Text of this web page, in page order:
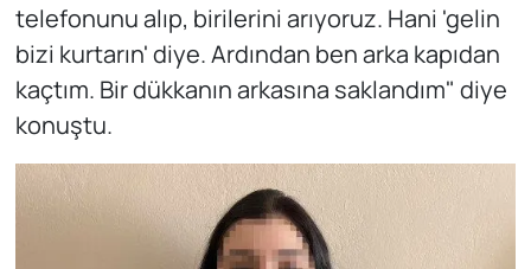
telefonunu alıp, birilerini arıyoruz. Hani 'gelin
bizi kurtarın' diye. Ardından ben arka kapıdan
kaçtım. Bir dükkanın arkasına saklandım" diye
konuştu.